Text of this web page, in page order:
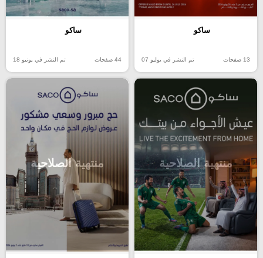
ساكو
13 صفحات تم النشر في يوليو 07
ساكو
44 صفحات تم النشر في يونيو 18
منتهية الصلاحية منتهية الصلاحية